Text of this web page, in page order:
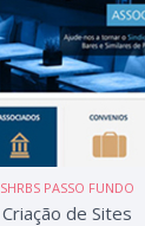
SHRBS PASSO FUNDO
Criação de Sites